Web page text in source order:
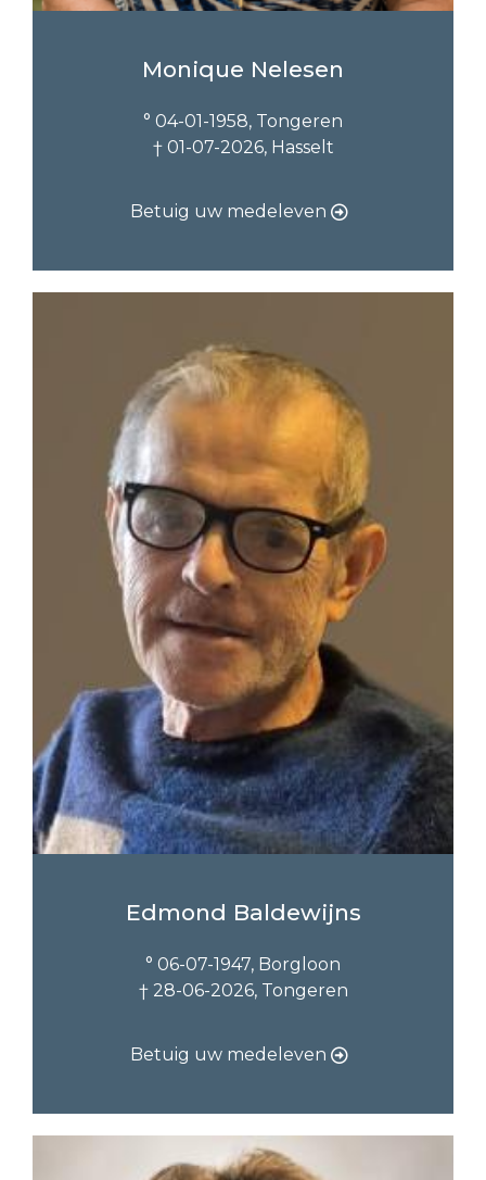
Monique Nelesen
° 04-01-1958, Tongeren
† 01-07-2026, Hasselt
Betuig uw medeleven
Edmond Baldewijns
° 06-07-1947, Borgloon
† 28-06-2026, Tongeren
Betuig uw medeleven